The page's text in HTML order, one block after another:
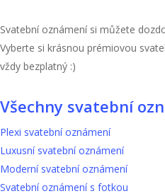
Svatební oznámení si můžete
Vyberte si krásnou prémiovou
vždy bezplatný :)
Všechny svatební
Plexi svatební oznámení
Luxusní svatební oznámení
Moderní svatební oznámení
Svatební oznámení s fotkou